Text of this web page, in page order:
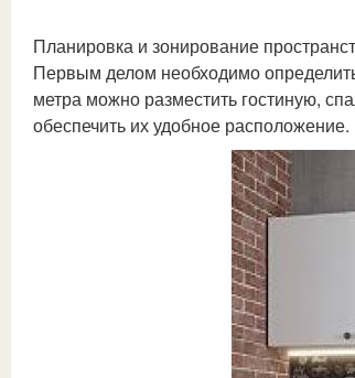
Планировка и зонирование
Первым делом необходимо
метра можно разместить гостиную,
обеспечить их удобное расположение.